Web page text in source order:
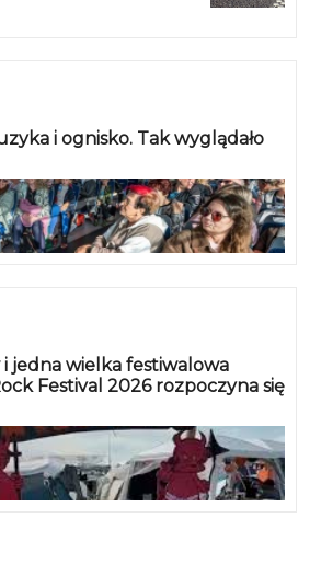
i ognisko. Tak wyglądało
jedna wielka festiwalowa
Festival 2026 rozpoczyna się